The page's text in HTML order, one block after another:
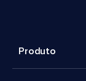
Produto